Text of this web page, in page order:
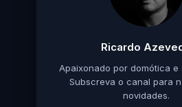
Ricardo
Apaixonado por domótica e
Subscreva o canal para
novidades.